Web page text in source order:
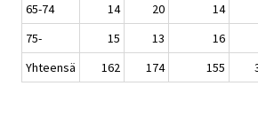
65-74
14 20 14
75-
15 13 16
Yhteensä
162 174 155